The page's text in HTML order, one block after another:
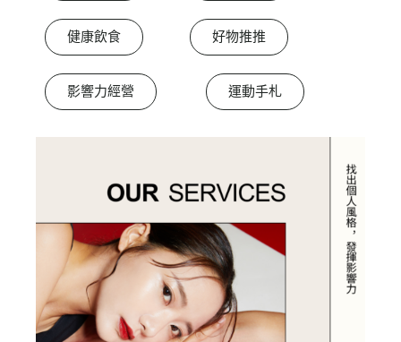
健康飲食 好物推推
影響力經營 運動手札